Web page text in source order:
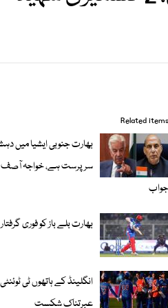
Related items
بھارت جنوبی ایشیا میں
سرپرست ہے، خواجہ آصف
جواب
بھارت بلے باز کو فوری
انگلینڈ کے ہاتھوں ٹی
عبرتناک شکست